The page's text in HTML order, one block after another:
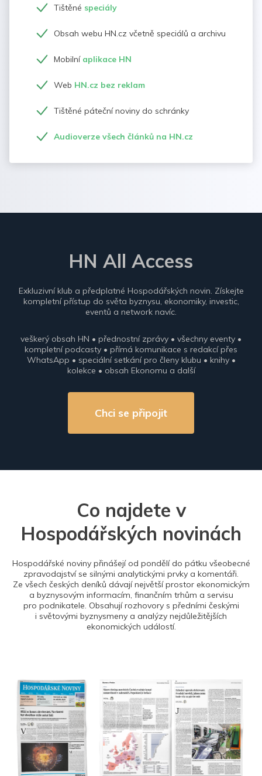
Tištěné speciály
Obsah webu HN.cz včetně speciálů a archivu
Mobilní aplikace HN
Web HN.cz bez reklam
Tištěné páteční noviny do schránky
Audioverze všech článků na HN.cz
HN All Access
Exkluzivní klub a předplatné Hospodářských novin. Získejte
kompletní přístup do světa byznysu, ekonomiky, investic,
eventů a network navíc.
veškerý obsah HN • přednostní zprávy • všechny eventy •
kompletní podcasty • přímá komunikace s redakcí přes
WhatsApp • speciální setkání pro členy klubu • knihy •
kolekce • obsah Ekonomu a další
Chci se připojit
Co najdete v
Hospodářských novinách
Hospodářské noviny přinášejí od pondělí do pátku všeobecné
zpravodajství se silnými analytickými prvky a komentáři.
Ze všech českých deníků dávají největší prostor ekonomickým
a byznysovým informacím, finančním trhům a servisu
pro podnikatele. Obsahují rozhovory s předními českými
i světovými byznysmeny a analýzy nejdůležitějších
ekonomických událostí.